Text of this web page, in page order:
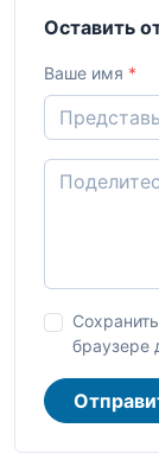
Оставить
Ваше имя *
браузере